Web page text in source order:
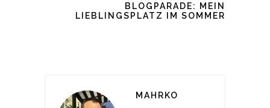
BLOGPARADE: MEIN
LIEBLINGSPLATZ IM SOMMER
MAHRKO